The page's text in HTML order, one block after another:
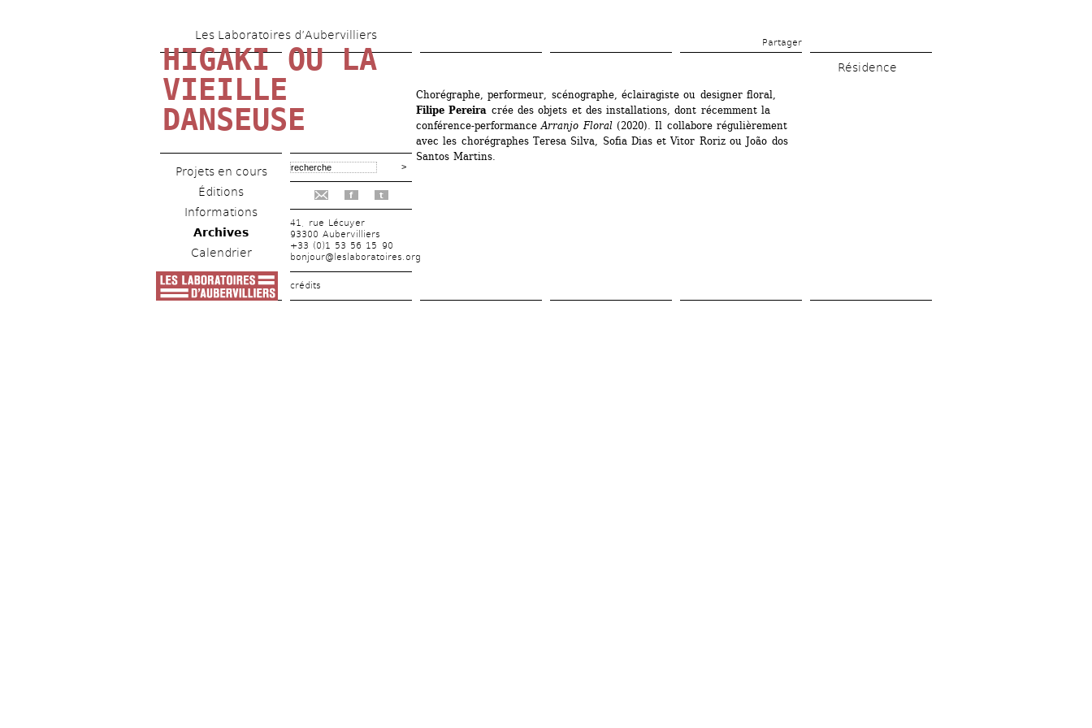
contenu
Les Laboratoires d’Aubervilliers
Partager
HIGAKI OU LA
VIEILLE
DANSEUSE
Projets en cours
Éditions
Informations
Archives
Calendrier
f t
41, rue Lécuyer
93300 Aubervilliers
+33 (0)1 53 56 15 90
bonjour@leslaboratoires.org
crédits
Chorégraphe, performeur, scénographe, éclairagiste ou designer floral,
Filipe Pereira crée des objets et des installations, dont récemment la
conférence-performance Arranjo Floral(2020). Il collabore régulièrement
avec les chorégraphes Teresa Silva, Sofia Dias et Vitor Roriz ou João dos
Santos Martins.
Résidence